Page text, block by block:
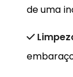
de uma